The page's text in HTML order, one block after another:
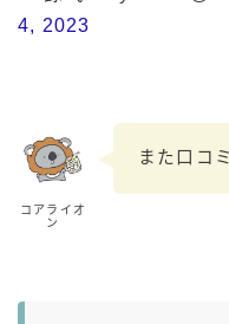
4, 2023
コアライオ
ン
また口コ